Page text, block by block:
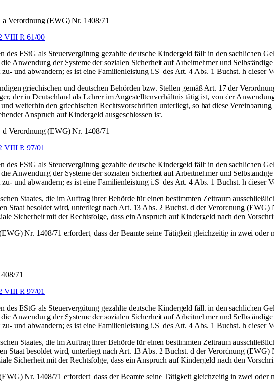
Verordnung (EWG) Nr. 1408/71
VIII R 61/00
des EStG als Steuervergütung gezahlte deutsche Kindergeld fällt in den sachlichen
Anwendung der Systeme der sozialen Sicherheit auf Arbeitnehmer und
und abwandern; es ist eine Familienleistung i.S. des Art. 4 Abs. 1 Buchst. h dieser
griechischen und deutschen Behörden bzw. Stellen gemäß Art. 17 der
der in Deutschland als Lehrer im Angestelltenverhältnis tätig ist, von der
weiterhin den griechischen Rechtsvorschriften unterliegt, so hat diese
Anspruch auf Kindergeld ausgeschlossen ist.
Verordnung (EWG) Nr. 1408/71
VIII R 97/01
des EStG als Steuervergütung gezahlte deutsche Kindergeld fällt in den sachlichen
Anwendung der Systeme der sozialen Sicherheit auf Arbeitnehmer und
und abwandern; es ist eine Familienleistung i.S. des Art. 4 Abs. 1 Buchst. h dieser
Staates, die im Auftrag ihrer Behörde für einen bestimmten Zeitraum
Staat besoldet wird, unterliegt nach Art. 13 Abs. 2 Buchst. d der Verordnung (EWG)
Sicherheit mit der Rechtsfolge, dass ein Anspruch auf Kindergeld nach den
Nr. 1408/71 erfordert, dass der Beamte seine Tätigkeit gleichzeitig in zwei oder
71
VIII R 97/01
des EStG als Steuervergütung gezahlte deutsche Kindergeld fällt in den sachlichen
Anwendung der Systeme der sozialen Sicherheit auf Arbeitnehmer und
und abwandern; es ist eine Familienleistung i.S. des Art. 4 Abs. 1 Buchst. h dieser
Staates, die im Auftrag ihrer Behörde für einen bestimmten Zeitraum
Staat besoldet wird, unterliegt nach Art. 13 Abs. 2 Buchst. d der Verordnung (EWG)
Sicherheit mit der Rechtsfolge, dass ein Anspruch auf Kindergeld nach den
Nr. 1408/71 erfordert, dass der Beamte seine Tätigkeit gleichzeitig in zwei oder